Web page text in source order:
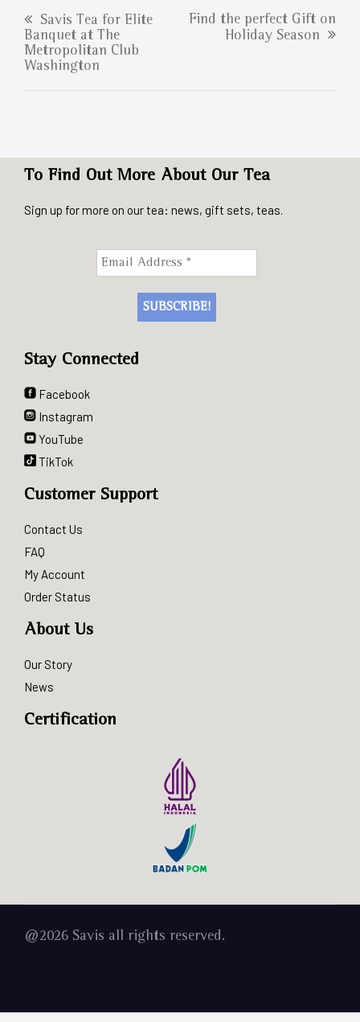
Savis Tea for Elite
Banquet at The
Metropolitan Club
Washington
Find the perfect Gift on
Holiday Season
To Find Out More About Our Tea
Sign up for more on our tea: news, gift sets, teas.
Stay Connected
Facebook
Instagram
YouTube
TikTok
Customer Support
Contact Us
FAQ
My Account
Order Status
About Us
Our Story
News
Certification
@2026 Savis all rights reserved.